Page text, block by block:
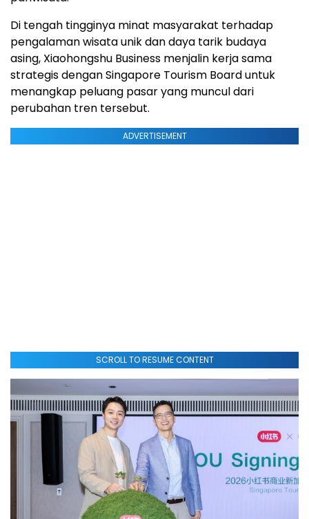
Di tengah tingginya minat masyarakat terhadap
pengalaman wisata unik dan daya tarik budaya
asing, Xiaohongshu Business menjalin kerja sama
strategis dengan Singapore Tourism Board untuk
menangkap peluang pasar yang muncul dari
perubahan tren tersebut.
ADVERTISEMENT
SCROLL TO RESUME CONTENT